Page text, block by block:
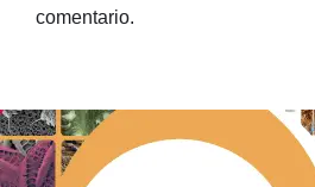
comentario.